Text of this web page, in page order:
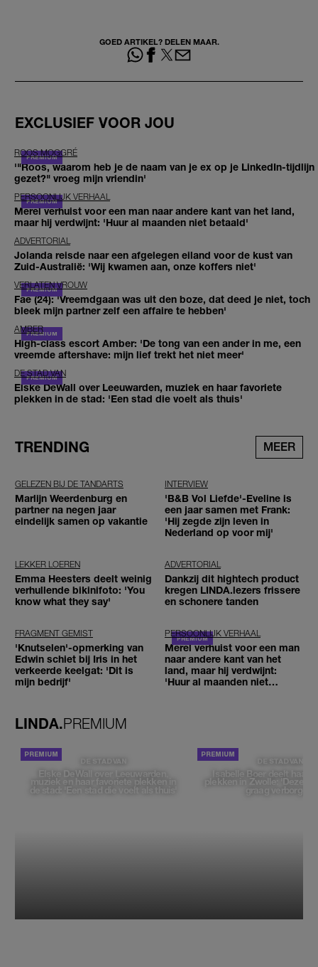
GOED ARTIKEL? DELEN MAAR.
EXCLUSIEF VOOR JOU
ROOS MOGGRÉ
'"Roos, waarom heb je de naam van je ex op je LinkedIn-tijdlijn
gezet?" vroeg mijn vriendin'
PERSOONLIJK VERHAAL
Merel verhuist voor een man naar andere kant van het land,
maar hij verdwijnt: 'Huur al maanden niet betaald'
ADVERTORIAL
Jolanda reisde naar een afgelegen eiland voor de kust van
Zuid-Australië: 'Wij kwamen aan, onze koffers niet'
VERLATEN VROUW
Fae (24): 'Vreemdgaan was uit den boze, dat deed je niet, toch
bleek mijn partner zelf een affaire te hebben'
AMBER
High-class escort Amber: 'De tong van een ander in me, een
vreemde aftershave: mijn lief trekt het niet meer'
DE STAD VAN
Elske DeWall over Leeuwarden, muziek en haar favoriete
plekken in de stad: 'Een stad die voelt als thuis'
TRENDING MEER
GELEZEN BIJ DE TANDARTS
Marlijn Weerdenburg en
partner na negen jaar
eindelijk samen op vakantie
INTERVIEW
'B&B Vol Liefde'-Eveline is
een jaar samen met Frank:
'Hij zegde zijn leven in
Nederland op voor mij'
LEKKER LOEREN
Emma Heesters deelt weinig
verhullende bikinifoto: 'You
know what they say'
ADVERTORIAL
Dankzij dit hightech product
kregen LINDA.lezers frissere
en schonere tanden
FRAGMENT GEMIST
'Knutselen'-opmerking van
Edwin schiet bij Iris in het
verkeerde keelgat: 'Dit is
mijn bedrijf'
PERSOONLIJK VERHAAL
Merel verhuist voor een man
naar andere kant van het
land, maar hij verdwijnt:
'Huur al maanden niet
LINDA.PREMIUM
DE STAD VAN
Elske DeWall over Leeuwarden,
muziek en haar favoriete plekken in
de stad: 'Een stad die voelt als thuis'
DE STAD VAN
Isabelle Boer deelt haar
plekken in Zwolle: 'Deze
graag verborgen'